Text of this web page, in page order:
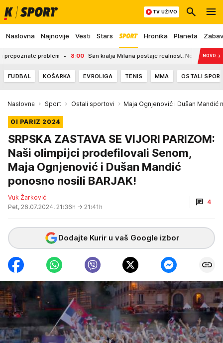
Naslovna Najnovije Vesti Stars Hronika Planeta
TV UŽIVO
problem 8:00 San kralja Milana postaje realnost: Neviđena NOVO →
FUDBAL KOŠARKA EVROLIGA TENIS MMA OSTALI
Naslovna Sport Ostali sportovi Maja Ognjenović i Dušan Mandić
OI PARIZ 2024
SRPSKA ZASTAVA SE VIJORI PARIZOM:
Naši olimpijci prodefilovali Senom,
Maja Ognjenović i Dušan Mandić
ponosno nosili BARJAK!
Vuk Žarković
Pet, 26.07.2024. 21:36h → 21:41h
4
Dodajte Kurir u vaš Google izbor